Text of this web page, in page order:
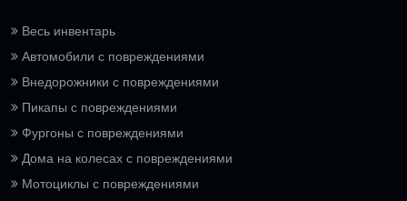
Весь инвентарь
Автомобили с повреждениями
Внедорожники с повреждениями
Пикапы с повреждениями
Фургоны с повреждениями
Дома на колесах с повреждениями
Мотоциклы с повреждениями